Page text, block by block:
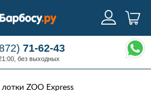
71-62-43
без выходных
ZOO Express